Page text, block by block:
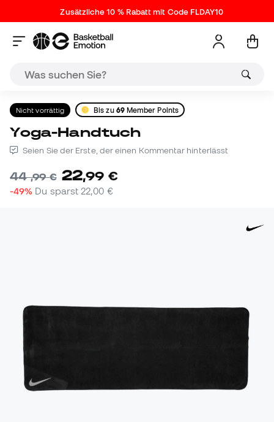
Zusätzliche 10 % Rabatt mit Code FLDAY10
Nicht vorrättig Bis zu 69Member Points
Yoga-Handtuch
Seien Sie der Erste, der einen Kommentar hinterlässt
44,99 € 22,99 €
-49% Du sparst 22,00 €